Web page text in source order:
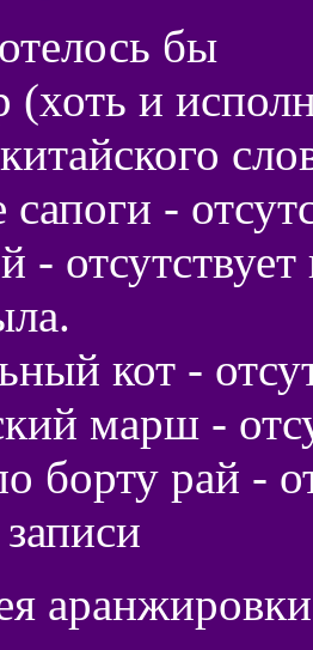
бы
и
-
-
кот -
марш -
борту рай -
аранжировки